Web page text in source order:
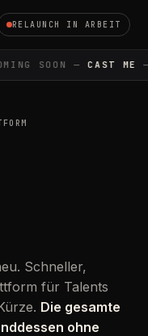
RELAUNCH IN ARBEIT
SOON — CAST ME—
Schneller,
für Talents
Die gesamte
ohne